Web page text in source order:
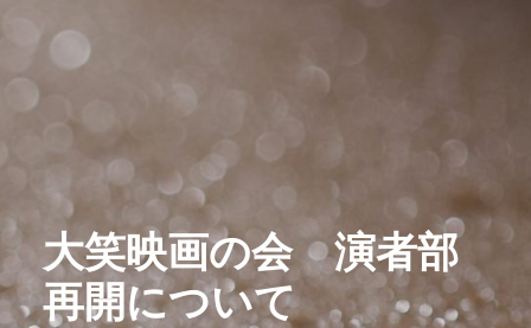
SEARCH
大笑映画の会 演者部
再開について